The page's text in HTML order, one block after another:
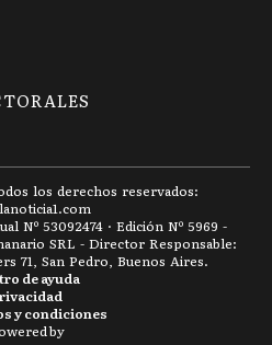
los derechos reservados:
lanoticia1.com
Nº 53092474 · Edición Nº 5969 -
SRL - Director Responsable:
71, San Pedro, Buenos Aires.
y condiciones
de ayuda
by